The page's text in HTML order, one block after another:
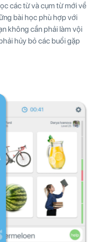
các từ và cụm từ mới về
bài học phù hợp với
không cần phải làm vội
hủy bỏ các buổi gặp